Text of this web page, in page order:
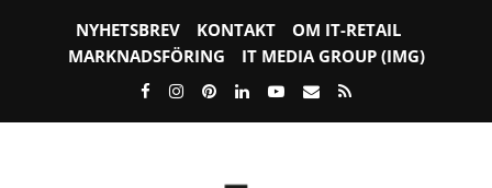
NYHETSBREV KONTAKT
OM IT-RETAIL
MARKNADSFÖRING
IT MEDIA GROUP (IMG)